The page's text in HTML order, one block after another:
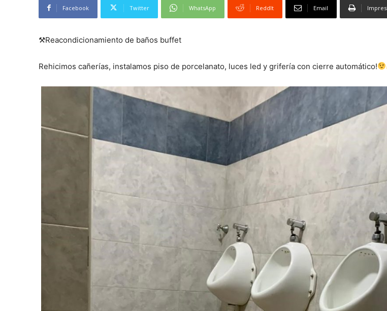
Facebook Twitter WhatsApp ReddIt Email
⚒Reacondicionamiento de baños buffet
Rehicimos cañerías, instalamos piso de porcelanato, luces led y grifería con cierre automático!